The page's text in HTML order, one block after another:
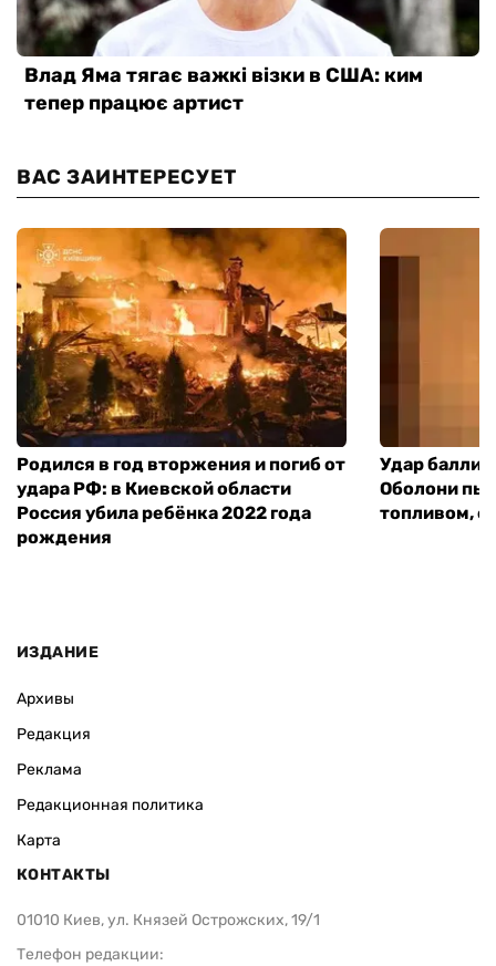
ВАС ЗАИНТЕРЕСУЕТ
Родился в год вторжения и погиб от
удара РФ: в Киевской области
Россия убила ребёнка 2022 года
рождения
Удар
Оболони
топливом,
ИЗДАНИЕ
Архивы
Редакция
Реклама
Редакционная политика
Карта
КОНТАКТЫ
01010 Киев, ул. Князей Острожских, 19/1
Телефон редакции: